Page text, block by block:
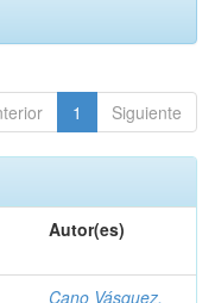
1 Siguiente
Autor(es)
Cano Vásquez,